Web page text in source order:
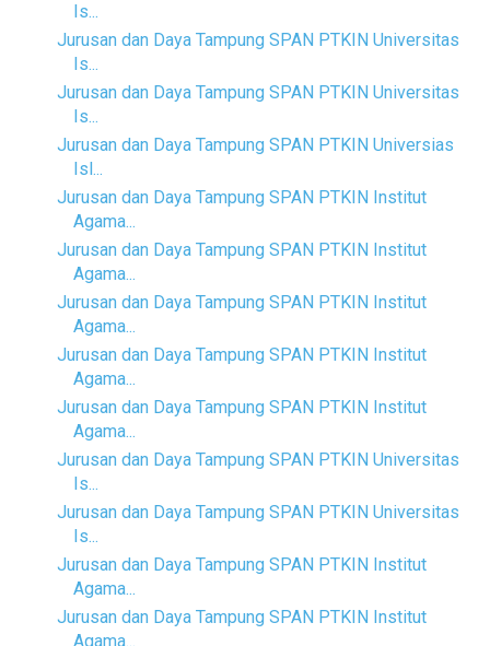
Is...
Jurusan dan Daya Tampung SPAN PTKIN Universitas
Is...
Jurusan dan Daya Tampung SPAN PTKIN Universitas
Is...
Jurusan dan Daya Tampung SPAN PTKIN Universias
Isl...
Jurusan dan Daya Tampung SPAN PTKIN Institut
Agama...
Jurusan dan Daya Tampung SPAN PTKIN Institut
Agama...
Jurusan dan Daya Tampung SPAN PTKIN Institut
Agama...
Jurusan dan Daya Tampung SPAN PTKIN Institut
Agama...
Jurusan dan Daya Tampung SPAN PTKIN Institut
Agama...
Jurusan dan Daya Tampung SPAN PTKIN Universitas
Is...
Jurusan dan Daya Tampung SPAN PTKIN Universitas
Is...
Jurusan dan Daya Tampung SPAN PTKIN Institut
Agama...
Jurusan dan Daya Tampung SPAN PTKIN Institut
Agama...